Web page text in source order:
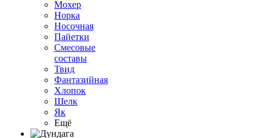
Мохер
Норка
Носочная
Пайетки
Смесовые
составы
Твид
Фантазийная
Хлопок
Шелк
Як
Ещё